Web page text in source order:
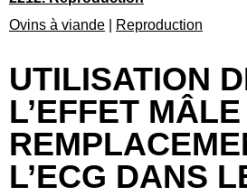
Ovins à viande
Reproduction
UTILISATION
L’EFFET
L’ECG DANS